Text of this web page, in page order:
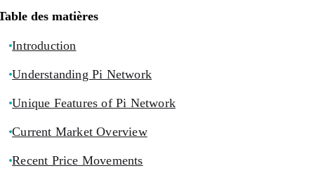
des matières
Introduction
Understanding Pi Network
Unique Features of Pi Network
Current Market Overview
Recent Price Movements